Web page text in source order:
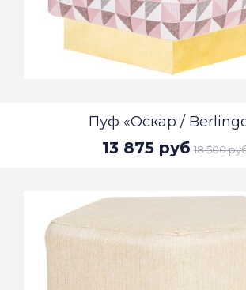
Пуф «Оскар /
13 875 руб 18 500